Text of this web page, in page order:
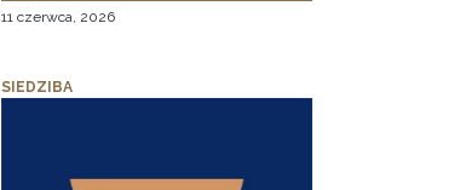
11 czerwca, 2026
SIEDZIBA